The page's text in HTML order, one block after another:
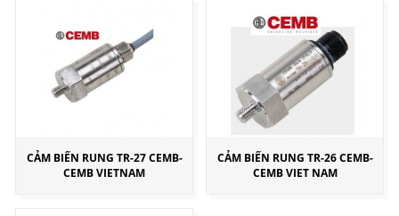
CẢM BIẾN RUNG TR-27 CEMB-
CEMB VIETNAM
CẢM BIẾN RUNG TR-26 CEMB-
CEMB VIET NAM